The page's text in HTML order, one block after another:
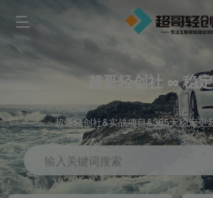
超哥轻创社 ∞ 稳
超哥轻创社&实战项目&365天稳定更
输入关键词搜索